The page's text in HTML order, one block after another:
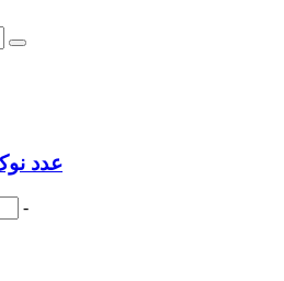
10 عدد
-